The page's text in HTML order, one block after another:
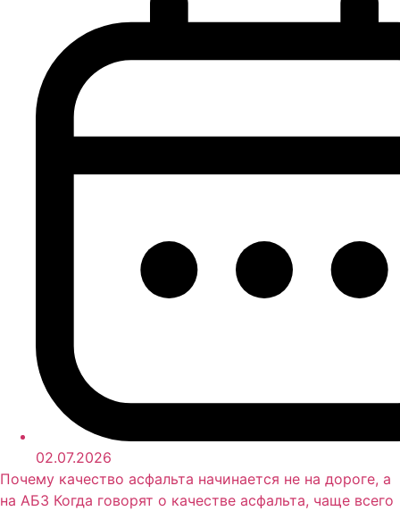
02.07.2026
Почему качество асфальта начинается не на дороге, а
на АБЗ Когда говорят о качестве асфальта, чаще всего